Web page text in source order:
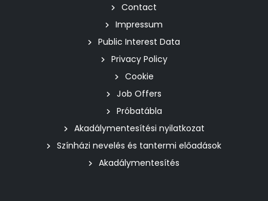
Contact
Impressum
Public Interest Data
Privacy Policy
Cookie
Job Offers
Próbatábla
Akadálymentesítési nyilatkozat
Színházi nevelés és tantermi előadások
Akadálymentesítés